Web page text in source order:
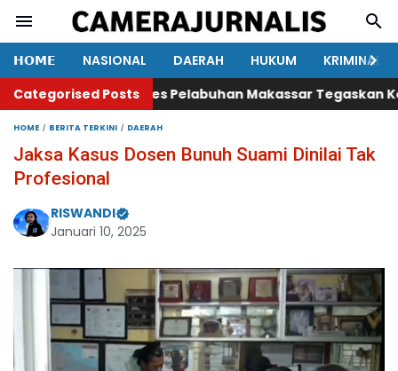
𝗛𝗢𝗠𝗘 NASIONAL DAERAH HUKUM
KRIMINAL
Categorised Posts
Polres Pelabuhan Makassar Tegaskan
HOME BERITA TERKINI DAERAH
Jaksa Kasus Dosen Bunuh Suami Dinilai Tak
Profesional
RISWANDI
Januari 10, 2025